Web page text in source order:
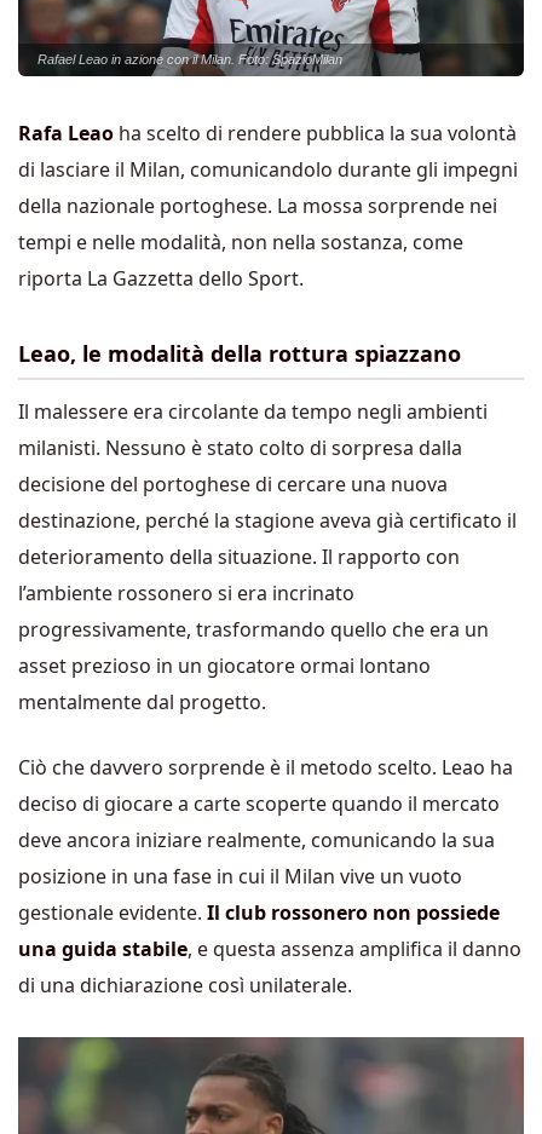
Rafael Leao in azione con il Milan. Foto: SpazioMilan
Rafa Leao ha scelto di rendere pubblica la sua volontà
di lasciare il Milan, comunicandolo durante gli impegni
della nazionale portoghese. La mossa sorprende nei
tempi e nelle modalità, non nella sostanza, come
riporta La Gazzetta dello Sport.
Leao, le modalità della rottura spiazzano
Il malessere era circolante da tempo negli ambienti
milanisti. Nessuno è stato colto di sorpresa dalla
decisione del portoghese di cercare una nuova
destinazione, perché la stagione aveva già certificato il
deterioramento della situazione. Il rapporto con
l’ambiente rossonero si era incrinato
progressivamente, trasformando quello che era un
asset prezioso in un giocatore ormai lontano
mentalmente dal progetto.
Ciò che davvero sorprende è il metodo scelto. Leao ha
deciso di giocare a carte scoperte quando il mercato
deve ancora iniziare realmente, comunicando la sua
posizione in una fase in cui il Milan vive un vuoto
gestionale evidente. Il club rossonero non possiede
una guida stabile, e questa assenza amplifica il danno
di una dichiarazione così unilaterale.